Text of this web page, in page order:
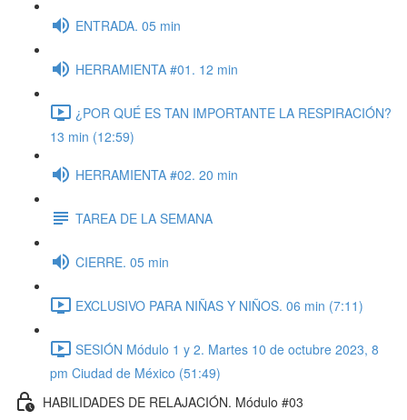
ENTRADA. 05 min
HERRAMIENTA #01. 12 min
¿POR QUÉ ES TAN IMPORTANTE LA RESPIRACIÓN?
13 min (12:59)
HERRAMIENTA #02. 20 min
TAREA DE LA SEMANA
CIERRE. 05 min
EXCLUSIVO PARA NIÑAS Y NIÑOS. 06 min (7:11)
SESIÓN Módulo 1 y 2. Martes 10 de octubre 2023, 8
pm Ciudad de México (51:49)
HABILIDADES DE RELAJACIÓN. Módulo #03